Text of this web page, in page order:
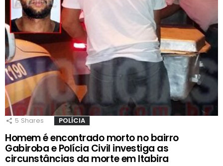
5 Shares POLÍCIA
Homem é encontrado morto no bairro
Gabiroba e Polícia Civil investiga as
circunstâncias da morte em Itabira